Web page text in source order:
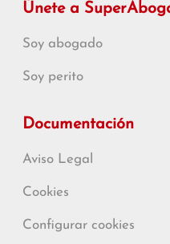
Únete a
Soy abogado
Soy perito
Documentación
Aviso Legal
Cookies
Configurar cookies